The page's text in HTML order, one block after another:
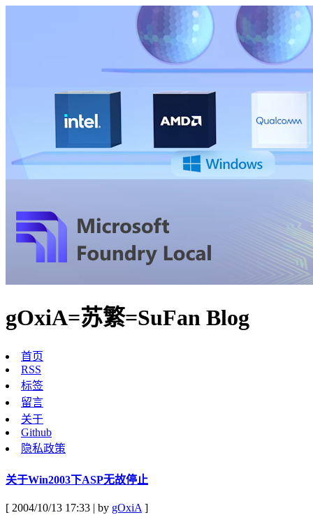
gOxiA=苏繁=SuFan Blog
首页
RSS
标签
留言
关于
Github
隐私政策
关于Win2003下ASP无故停止
[ 2004/10/13 17:33 | by gOxiA]